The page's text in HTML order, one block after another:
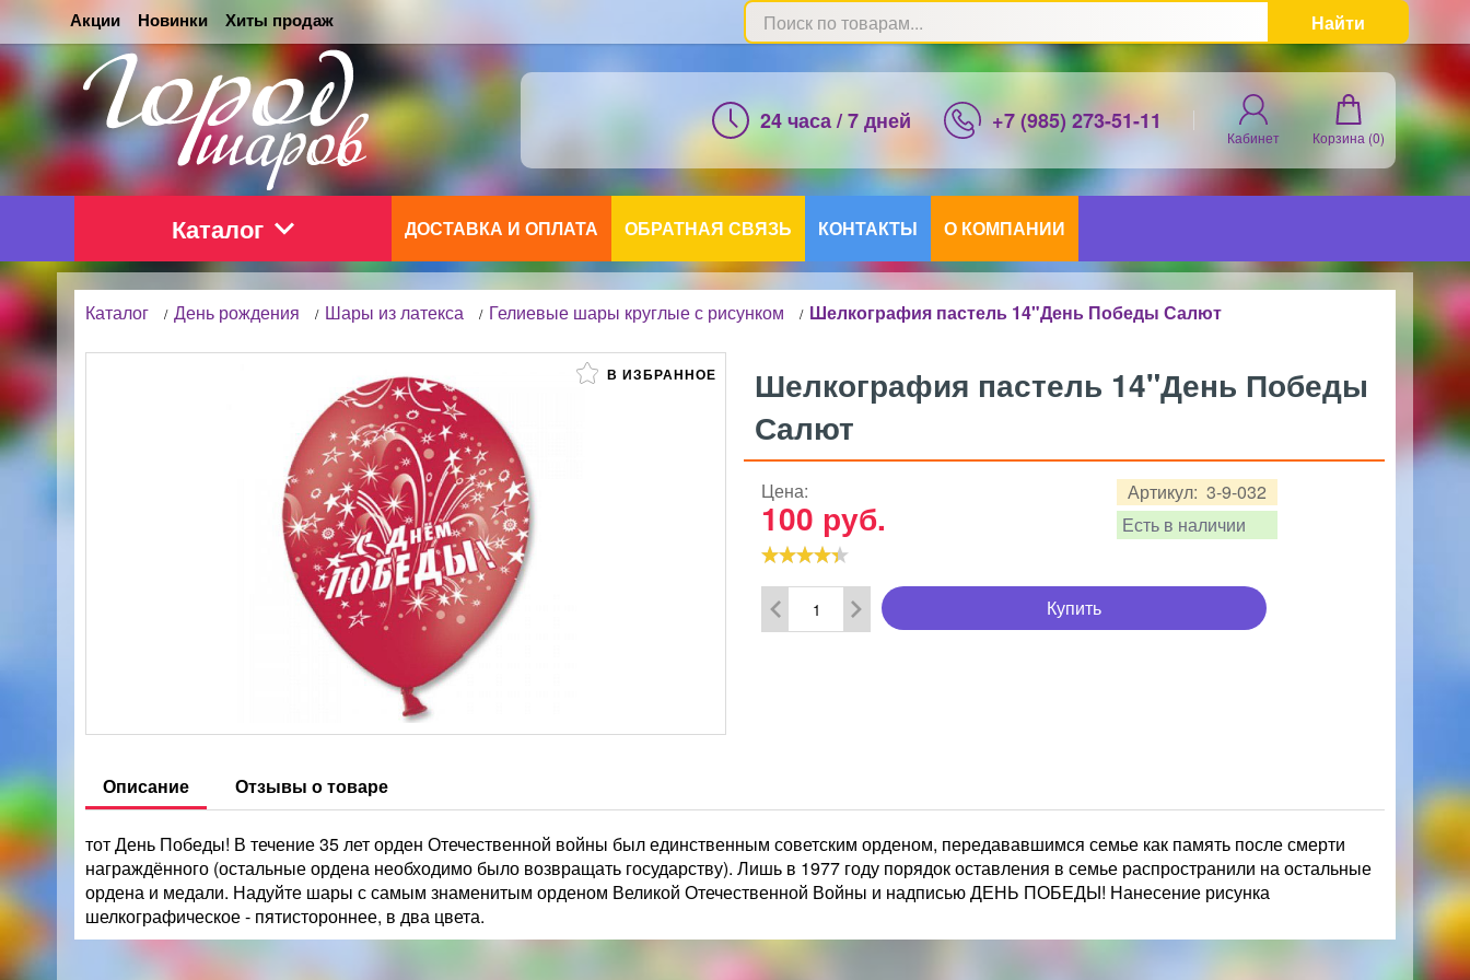
Акции Новинки Хиты продаж Найти
24 часа / 7 дней +7 (985) 273-51-11
Кабинет Корзина (0)
Каталог ДОСТАВКА И ОПЛАТА ОБРАТНАЯ СВЯЗЬ КОНТАКТЫ О КОМПАНИИ
Каталог / День рождения / Шары из латекса / Гелиевые шары круглые с рисунком / Шелкография пастель 14"День Победы Салют
В ИЗБРАННОЕ
Шелкография пастель 14"День Победы
Салют
Артикул: 3-9-032
Есть в наличии
Цена:
100 руб.
Купить
Описание Отзывы о товаре
тот День Победы! В течение 35 лет орден Отечественной войны был единственным советским орденом, передававшимся семье как память после смерти
награждённого (остальные ордена необходимо было возвращать государству). Лишь в 1977 году порядок оставления в семье распространили на остальные
ордена и медали. Надуйте шары с самым знаменитым орденом Великой Отечественной Войны и надписью ДЕНЬ ПОБЕДЫ! Нанесение рисунка
шелкографическое - пятистороннее, в два цвета.